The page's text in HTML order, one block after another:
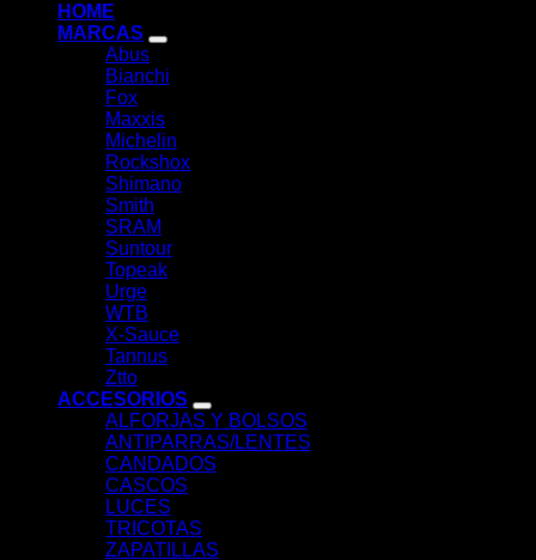
HOME
MARCAS
Abus
Bianchi
Fox
Maxxis
Michelin
Rockshox
Shimano
Smith
SRAM
Suntour
Topeak
Urge
WTB
X-Sauce
Tannus
Ztto
ACCESORIOS
ALFORJAS Y BOLSOS
ANTIPARRAS/LENTES
CANDADOS
CASCOS
LUCES
TRICOTAS
ZAPATILLAS